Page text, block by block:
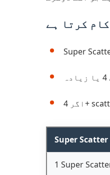
کرتا ہے